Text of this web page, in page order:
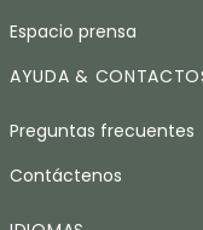
Espacio prensa
AYUDA &
Preguntas frecuentes
Contáctenos